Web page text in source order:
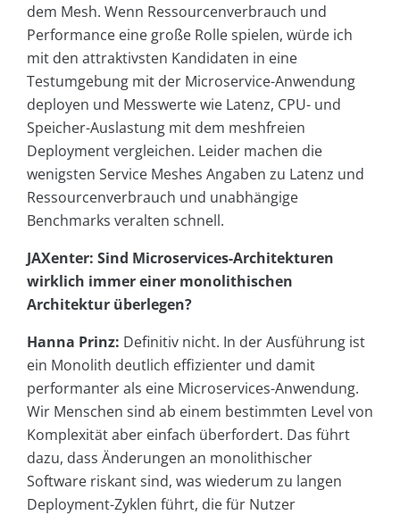
dem Mesh. Wenn Ressourcenverbrauch und
Performance eine große Rolle spielen, würde ich
mit den attraktivsten Kandidaten in eine
Testumgebung mit der Microservice-Anwendung
deployen und Messwerte wie Latenz, CPU- und
Speicher-Auslastung mit dem meshfreien
Deployment vergleichen. Leider machen die
wenigsten Service Meshes Angaben zu Latenz und
Ressourcenverbrauch und unabhängige
Benchmarks veralten schnell.
JAXenter: Sind Microservices-Architekturen
wirklich immer einer monolithischen
Architektur überlegen?
Hanna Prinz: Definitiv nicht. In der Ausführung ist
ein Monolith deutlich effizienter und damit
performanter als eine Microservices-Anwendung.
Wir Menschen sind ab einem bestimmten Level von
Komplexität aber einfach überfordert. Das führt
dazu, dass Änderungen an monolithischer
Software riskant sind, was wiederum zu langen
Deployment-Zyklen führt, die für Nutzer